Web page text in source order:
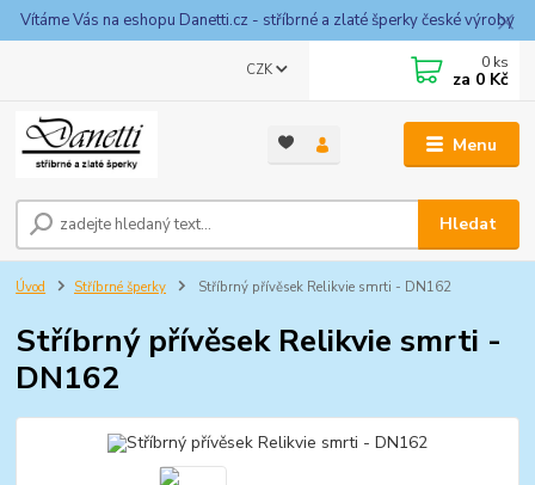
Vítáme Vás na eshopu Danetti.cz - stříbrné a zlaté šperky české výroby
Menu
CZK
Hledat
0 ks
za 0 Kč
Úvod Stříbrné šperky Stříbrný přívěsek Relikvie smrti - DN162
Stříbrný přívěsek Relikvie smrti -
DN162